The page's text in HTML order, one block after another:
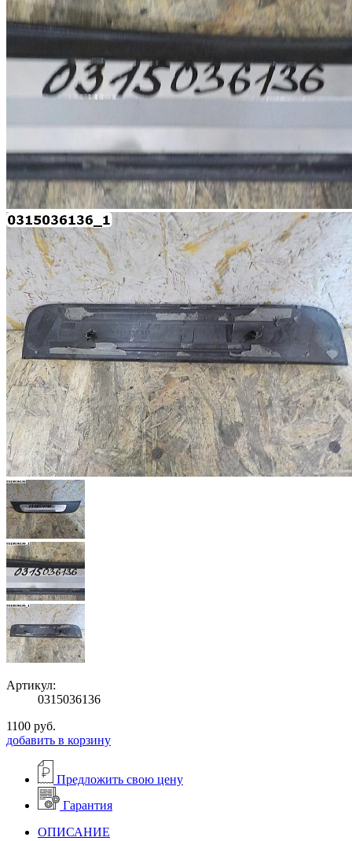
Артикул:
0315036136
1100 руб.
добавить в корзину
Предложить свою цену
Гарантия
ОПИСАНИЕ